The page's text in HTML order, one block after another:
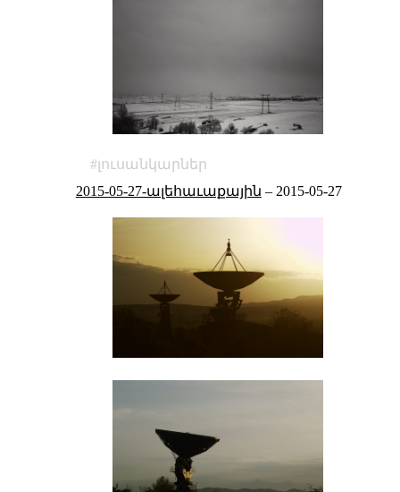
լուսանկարներ
2015-05-27-ալեհաւաքային – 2015-05-27